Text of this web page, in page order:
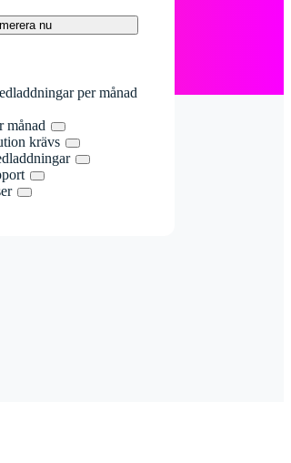
nu
per månad
månad
krävs